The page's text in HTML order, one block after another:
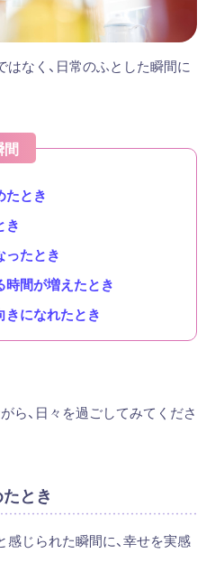
なく、日常のふとした瞬間に
間
たとき
き
ったとき
間が増えたとき
になれたとき
ら、日々を過ごしてみてくださ
とき
感じられた瞬間に、幸せを実感